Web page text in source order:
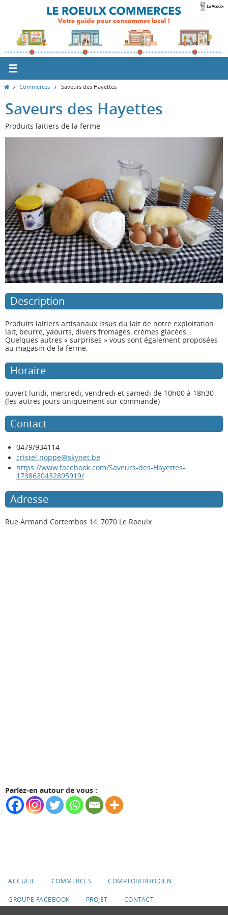
contenu
HomeCommerces Saveurs des Hayettes
Saveurs des Hayettes
Produits laitiers de la ferme
Description
Produits laitiers artisanaux issus du lait de notre exploitation :
lait, beurre, yaourts, divers fromages, crèmes glacées…
Quelques autres « surprises » vous sont également proposées
au magasin de la ferme.
Horaire
ouvert lundi, mercredi, vendredi et samedi de 10h00 à 18h30
(les autres jours uniquement sur commande)
Contact
0479/934114
cristel.noppe@skynet.be
https://www.facebook.com/Saveurs-des-Hayettes-
1738620432895919/
Adresse
Rue Armand Cortembos 14, 7070 Le Roeulx
Parlez-en autour de vous :
ACCUEIL COMMERCES COMPTOIR RHODIEN
GROUPE FACEBOOK PROJET CONTACT